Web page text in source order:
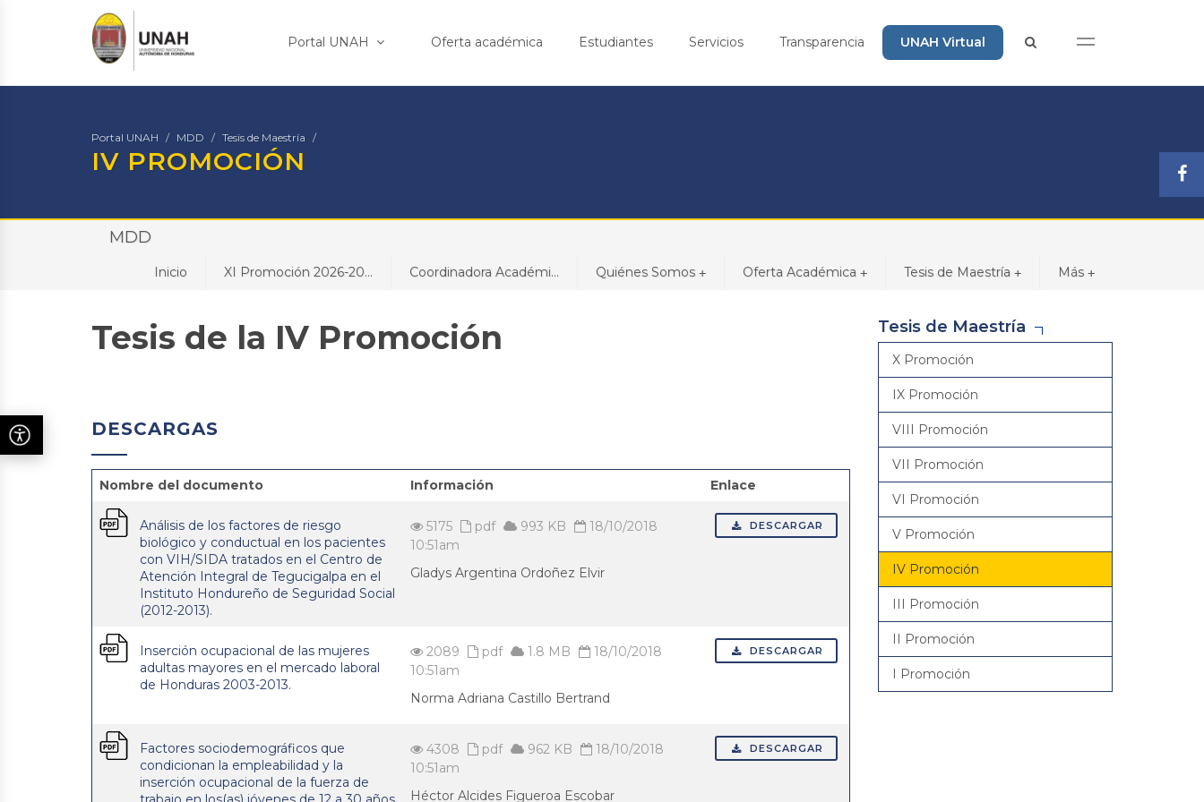
Portal UNAH Oferta académica Estudiantes Servicios Transparencia UNAH Virtual
Portal UNAH MDD Tesis de Maestría
IV PROMOCIÓN
MDD
Inicio XI Promoción 2026-20... Coordinadora Académi... +
Quiénes Somos +
Oferta Académica +
Tesis de Maestría +
Más
Tesis de la IV Promoción
DESCARGAS
Nombre del documento Información Enlace
Análisis de los factores de riesgo
biológico y conductual en los pacientes
con VIH/SIDA tratados en el Centro de
Atención Integral de Tegucigalpa en el
Instituto Hondureño de Seguridad Social
(2012-2013).
5175 pdf 993 KB
18/10/2018
10:51am
Gladys Argentina Ordoñez Elvir
DESCARGAR
Inserción ocupacional de las mujeres
adultas mayores en el mercado laboral
de Honduras 2003-2013.
2089 pdf 1.8 MB
18/10/2018
10:51am
Norma Adriana Castillo Bertrand
DESCARGAR
Factores sociodemográficos que
condicionan la empleabilidad y la
inserción ocupacional de la fuerza de
4308 pdf 962 KB
18/10/2018
10:51am
Héctor Alcides Figueroa Escobar
DESCARGAR
Tesis de Maestría
X Promoción
IX Promoción
VIII Promoción
VII Promoción
VI Promoción
V Promoción
IV Promoción
III Promoción
II Promoción
I Promoción